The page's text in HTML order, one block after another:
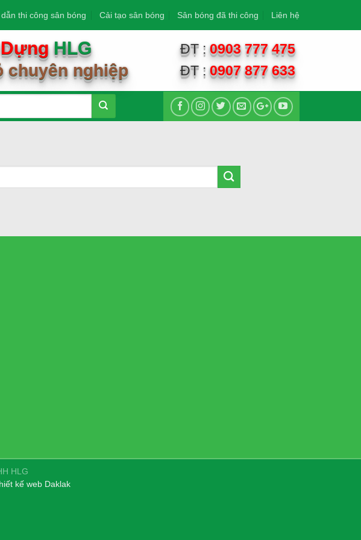
thi công sân bóng Cải tạo sân bóng Sân bóng đã thi công Liên hệ
HLG
chuyên nghiệp
ĐT :0903 777 475
ĐT : 0907 877 633
HLG
kế web Daklak